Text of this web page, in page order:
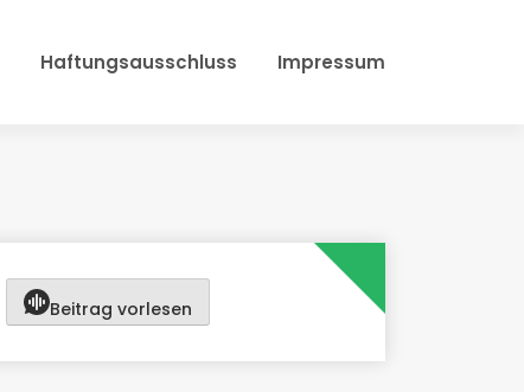
Haftungsausschluss Impressum
Beitrag vorlesen